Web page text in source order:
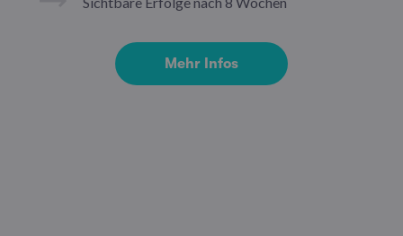
Mehr Infos